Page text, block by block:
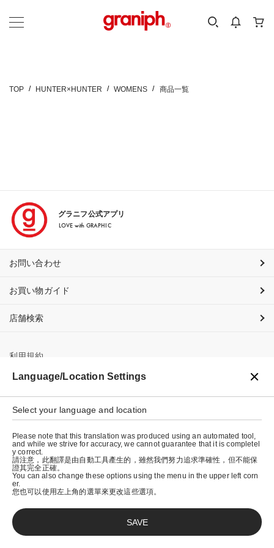
カテゴリーから探す
TOP HUNTER×HUNTER WOMENS 商品一覧
グラニフ公式アプリ
LOVE with GRAPHIC
お問い合わせ
お買い物ガイド
店舗検索
利用規約
プライバシーポリシー
特定商取引法に基づく表示
会社概要
© graniph inc.
Language/Location Settings
Select your language and location
Please note that this translation was produced using an automated tool,
and while we strive for accuracy, we cannot guarantee that it is completel
y correct.
請注意，此翻譯是由自動工具產生的，雖然我們努力追求準確性，但不能保
證其完全正確。
You can also change these options using the menu in the upper left corn
er.
您也可以使用左上角的選單來更改這些選項。
SAVE